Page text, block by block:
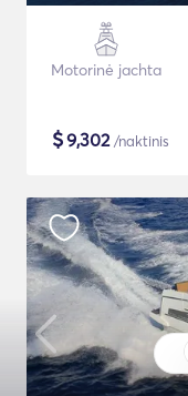
Motorinė jachta
$9,302/naktinis